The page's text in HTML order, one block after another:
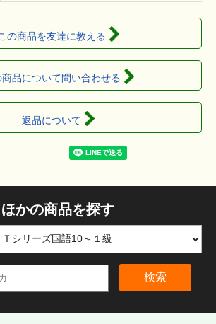
の商品を友達に教える
商品について問い合わせる
返品について
ほかの商品を探す
検索